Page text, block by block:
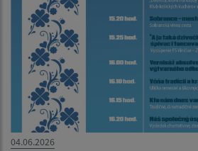
04.06.2026